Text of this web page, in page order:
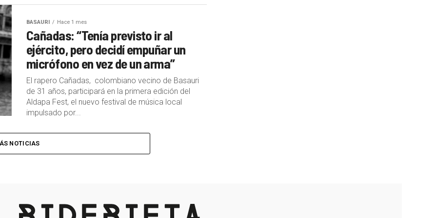
BASAURI Hace 1 mes
Cañadas: “Tenía previsto ir al
ejército, pero decidí empuñar un
micrófono en vez de un arma”
El rapero Cañadas, colombiano vecino de Basauri
de 31 años, participará en la primera edición del
Aldapa Fest, el nuevo festival de música local
impulsado por...
NOTICIAS